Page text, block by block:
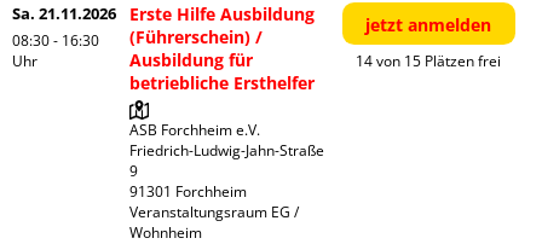
Sa. 21.11.2026
08:30 - 16:30
Uhr
Erste Hilfe Ausbildung
(Führerschein) /
Ausbildung für
betriebliche Ersthelfer
ASB Forchheim e.V.
Friedrich-Ludwig-Jahn-Straße
9
91301 Forchheim
Veranstaltungsraum EG /
Wohnheim
jetzt anmelden
14 von 15 Plätzen frei